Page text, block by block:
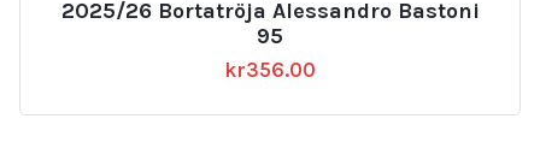
2025/26 Bortatröja Alessandro Bastoni
95
kr356.00